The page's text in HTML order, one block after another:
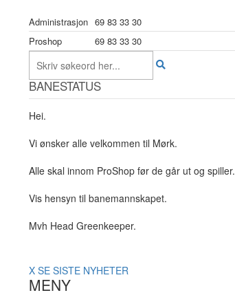
Administrasjon 69 83 33 30
Proshop
69 83 33 30
BANESTATUS
Hei.
Vi ønsker alle velkommen til Mørk.
Alle skal innom ProShop før de går ut og spiller.
Vis hensyn til banemannskapet.
Mvh Head Greenkeeper.
X SE SISTE NYHETER
MENY